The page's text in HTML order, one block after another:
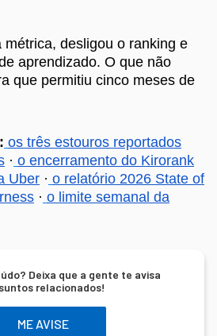
métrica, desligou o ranking e
aprendizado. O que não
que permitiu cinco meses de
os três estouros reportados
· o encerramento do Kirorank
Uber · o relatório 2026 State of
· o limite semanal da
Deixa que a gente te avisa
relacionados!
ME AVISE